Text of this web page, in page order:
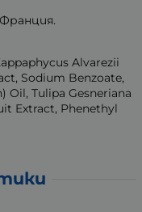
Alvarezii
Sodium Benzoate,
Oil, Tulipa Gesneriana
Extract, Phenethyl